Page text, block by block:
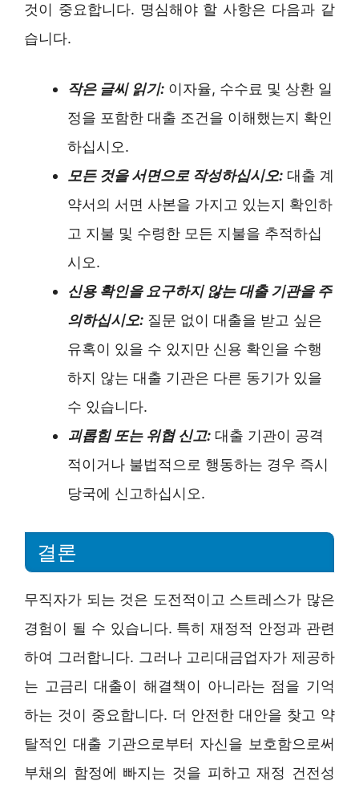
것이 중요합니다. 명심해야 할 사항은 다음과 같
습니다.
작은 글씨 읽기: 이자율, 수수료 및 상환 일
정을 포함한 대출 조건을 이해했는지 확인
하십시오.
모든 것을 서면으로 작성하십시오: 대출 계
약서의 서면 사본을 가지고 있는지 확인하
고 지불 및 수령한 모든 지불을 추적하십
시오.
신용 확인을 요구하지 않는 대출 기관을 주
의하십시오: 질문 없이 대출을 받고 싶은
유혹이 있을 수 있지만 신용 확인을 수행
하지 않는 대출 기관은 다른 동기가 있을
수 있습니다.
괴롭힘 또는 위협 신고: 대출 기관이 공격
적이거나 불법적으로 행동하는 경우 즉시
당국에 신고하십시오.
결론
무직자가 되는 것은 도전적이고 스트레스가 많은
경험이 될 수 있습니다. 특히 재정적 안정과 관련
하여 그러합니다. 그러나 고리대금업자가 제공하
는 고금리 대출이 해결책이 아니라는 점을 기억
하는 것이 중요합니다. 더 안전한 대안을 찾고 약
탈적인 대출 기관으로부터 자신을 보호함으로써
부채의 함정에 빠지는 것을 피하고 재정 건전성